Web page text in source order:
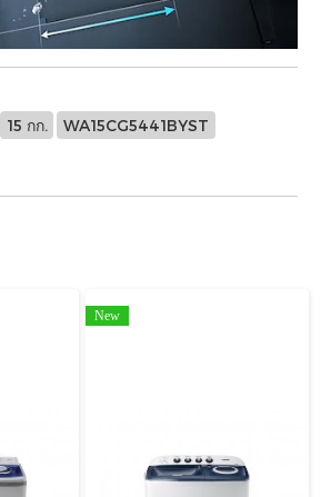
15 กก. WA15CG5441BYST
New